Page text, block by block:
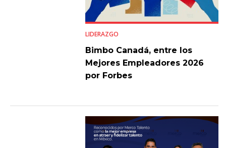
LIDERAZGO
Bimbo Canadá, entre los
Mejores Empleadores 2026
por Forbes